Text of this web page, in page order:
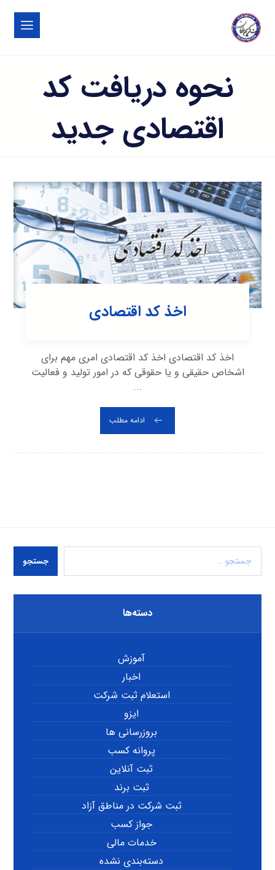
نحوه دریافت کد
اقتصادی جدید
اخذ کد اقتصادی
اخذ کد اقتصادی اخذ کد اقتصادی امری مهم برای
اشخاص حقیقی و یا حقوقی که در امور تولید و فعالیت
...
ادامه مطلب
جستجو
دسته‌ها
آموزش
اخبار
استعلام ثبت شرکت
ایزو
بروزرسانی ها
پروانه کسب
ثبت آنلاین
ثبت برند
ثبت شرکت در مناطق آزاد
جواز کسب
خدمات مالی
دسته‌بندی نشده